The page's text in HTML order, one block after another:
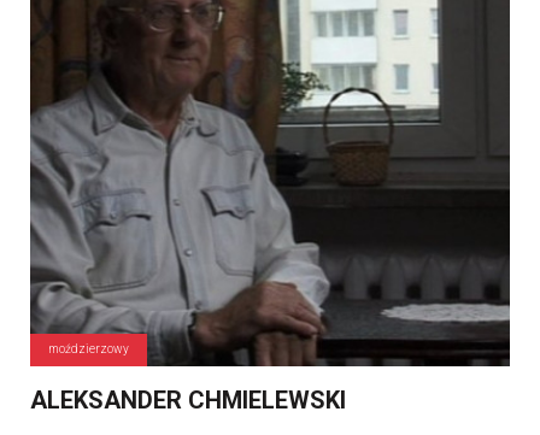
moździerzowy
ALEKSANDER CHMIELEWSKI